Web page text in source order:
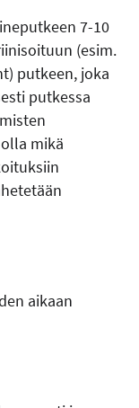
7-10
(esim.
putkeen, joka
putkessa
mikä
aikaan